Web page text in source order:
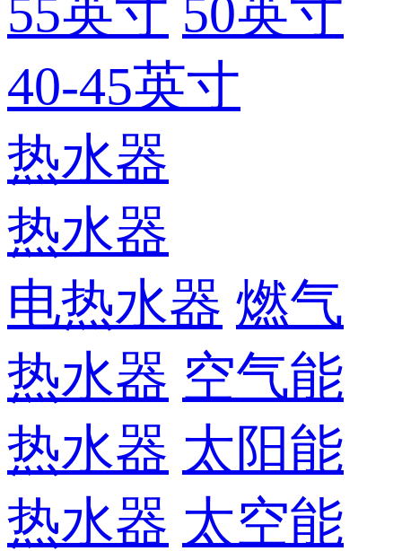
55英寸 50英寸
40-45英寸
热水器
热水器
电热水器 燃气
热水器 空气能
热水器 太阳能
热水器 太空能